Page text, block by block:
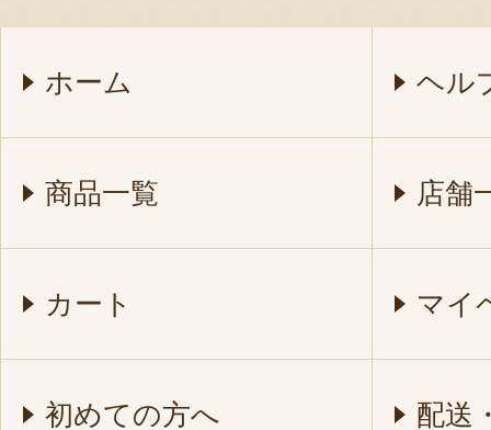
ホーム ヘル
商品一覧 店舗
カート マイ
初めての方へ 配送